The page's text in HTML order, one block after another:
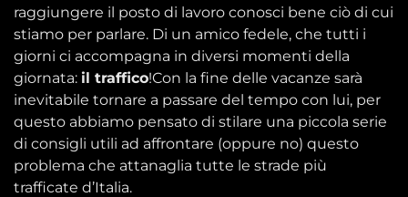
raggiungere il posto di lavoro conosci bene ciò di cui
stiamo per parlare. Di un amico fedele, che tutti i
giorni ci accompagna in diversi momenti della
giornata: il traffico!Con la fine delle vacanze sarà
inevitabile tornare a passare del tempo con lui, per
questo abbiamo pensato di stilare una piccola serie
di consigli utili ad affrontare (oppure no) questo
problema che attanaglia tutte le strade più
trafficate d’Italia.